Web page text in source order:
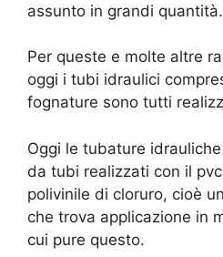
assunto in grandi quantità.
Per queste e molte altre
oggi i tubi idraulici
fognature sono tutti
Oggi le tubature
da tubi realizzati con il
polivinile di cloruro, cioè
che trova applicazione in
cui pure questo.